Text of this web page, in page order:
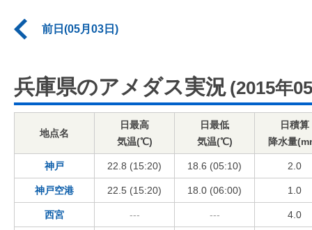
前日(05月03日)
兵庫県のアメダス実況 (2015年
地点名
日最高
気温(℃)
日最低
気温(℃)
日積算
降水量
神戸 22.8 (15:20) 18.6 (05:10) 2.0
神戸空港 22.5 (15:20) 18.0 (06:00) 1.0
西宮 --- --- 4.0